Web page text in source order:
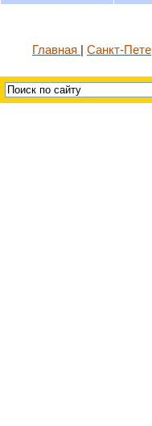
Главная Санкт-